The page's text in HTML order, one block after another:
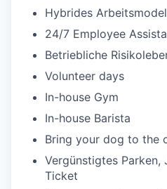
Hybrides
24/7 Employee
Betriebliche
Volunteer days
In-house Gym
In-house Barista
Bring your dog to the
Vergünstigtes
Ticket